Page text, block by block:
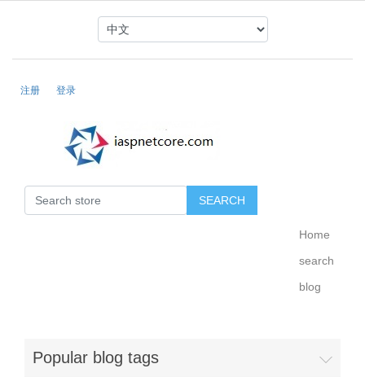
注册 登录
Home
search
blog
Popular blog tags